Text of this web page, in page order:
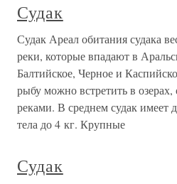
Судак
Судак Ареал обитания судака
реки, которые впадают в
Балтийское, Черное и
рыбу можно встретить в
реками. В среднем судак имеет
тела до 4 кг. Крупные
Судак